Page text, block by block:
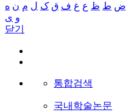
ض ط ظ ع غ ف ق ک ل م ن ه
و ی
닫기
통합검색
국내학술논문